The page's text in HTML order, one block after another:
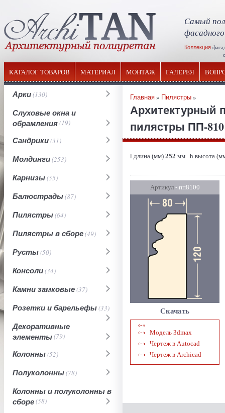
Самый
Коллекция
КАТАЛОГ ТОВАРОВ МАТЕРИАЛ МОНТАЖ ГАЛЕРЕЯ
Арки(130)
Слуховые окна и
обрамления(19)
Сандрики(31)
Молдинги(253)
Карнизы(55)
Балюстрады(87)
Пилястры(64)
Пилястры в сборе(49)
Русты(50)
Консоли(34)
Камни замковые(37)
Розетки и барельефы(33)
Декоративные
элементы(79)
Колонны(52)
Полуколонны(78)
Колонны и полуколонны в
сборе(58)
Главная» Пилястры»
Архитектурный
пилястры ПП-
l длина (мм) 252 мм h высота
Артикул- пп8100
Скачать
Модель 3dmax
Чертеж в Autocad
Чертеж в Archicad